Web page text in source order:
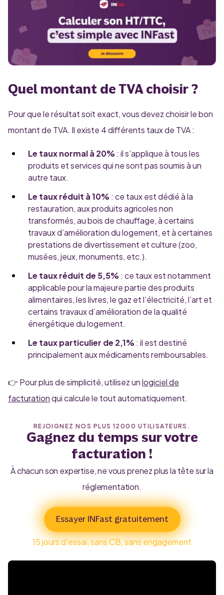
Quel montant de TVA choisir ?
Pour que le résultat soit exact, vous devez choisir le bon
montant de TVA. Il existe 4 différents taux de TVA :
Le taux normal à 20% : il s’applique à tous les
produits et services qui ne sont pas soumis à un
autre taux.
Le taux réduit à 10% : ce taux est dédié à la
restauration, aux produits agricoles non
transformés, au bois de chauffage, à certains
travaux d’amélioration du logement, et à certaines
prestations de divertissement et culture (zoo,
musées, jeux, monuments, etc.).
Le taux réduit de 5,5% : ce taux est notamment
applicable pour la majeure partie des produits
alimentaires, les livres, le gaz et l’électricité, l’art et
certains travaux d’amélioration de la qualité
énergétique du logement.
Le taux particulier de 2,1% : il est destiné
principalement aux médicaments remboursables.
👉 Pour plus de simplicité, utilisez unlogiciel de
facturationqui calcule le tout automatiquement.
REJOIGNEZ NOS PLUS 12000 UTILISATEURS.
Gagnez du temps sur votre
facturation !
À chacun son expertise, ne vous prenez plus la tête sur la
réglementation.
Essayer INFast gratuitement
15 jours d'essai, sans CB, sans engagement